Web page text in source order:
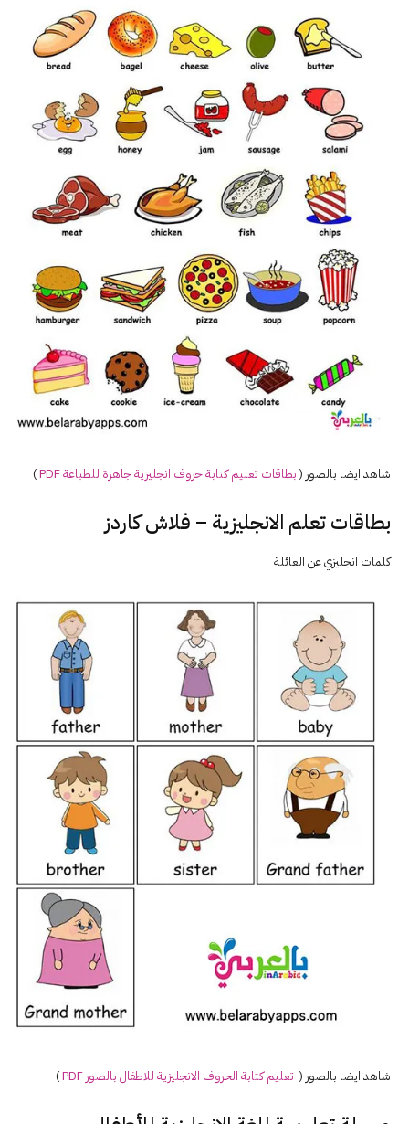
شاهد ايضا بالصور (بطاقات تعليم كتابة حروف انجليزية جاهزة للطباعة PDF )
بطاقات تعلم الانجليزية – فلاش كاردز
كلمات انجليزي عن العائلة
شاهد ايضا بالصور ( تعليم كتابة الحروف الانجليزية للاطفال بالصور PDF )